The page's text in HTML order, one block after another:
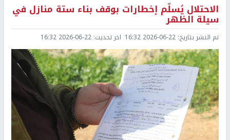
الاحتلال يُسلّم إخطارات بوقف بناء ستة منازل في
سيلة الظهر
تم النشر بتاريخ: 2026-06-22 16:32 اخر تحديث: 2026-06-22 16:32